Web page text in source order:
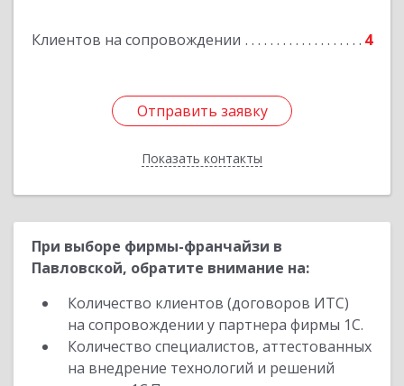
Клиентов на сопровождении 4
Отправить заявку
Показать контакты
Подробнее
Отправить заявку
Назад
При выборе фирмы-франчайзи в
Павловской, обратите внимание на:
Количество клиентов (договоров ИТС)
на сопровождении у партнера фирмы 1С.
Количество специалистов, аттестованных
на внедрение технологий и решений